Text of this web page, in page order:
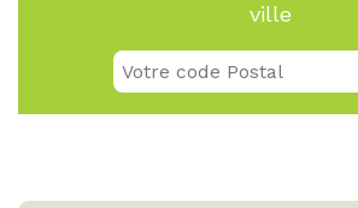
ville